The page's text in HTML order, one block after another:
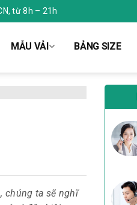
từ 8h – 21h
MẪU VẢI BẢNG SIZE
chúng ta sẽ nghĩ